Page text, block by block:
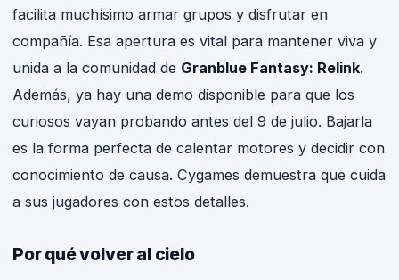
facilita muchísimo armar grupos y disfrutar en
compañía. Esa apertura es vital para mantener viva y
unida a la comunidad de Granblue Fantasy: Relink.
Además, ya hay una demo disponible para que los
curiosos vayan probando antes del 9 de julio. Bajarla
es la forma perfecta de calentar motores y decidir con
conocimiento de causa. Cygames demuestra que cuida
a sus jugadores con estos detalles.
Por qué volver al cielo